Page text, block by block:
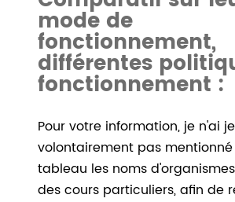
mode de
fonctionnement,
différentes
fonctionnement :
Pour votre information, je n'ai
volontairement pas
tableau les noms
des cours particuliers, afin de